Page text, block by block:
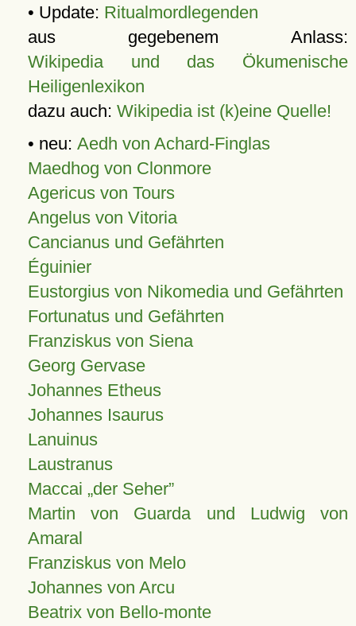
• Update: Ritualmordlegenden
aus gegebenem Anlass:
Wikipedia und das Ökumenische
Heiligenlexikon
dazu auch: Wikipedia ist (k)eine Quelle!
• neu: Aedh von Achard-Finglas
Maedhog von Clonmore
Agericus von Tours
Angelus von Vitoria
Cancianus und Gefährten
Éguinier
Eustorgius von Nikomedia und Gefährten
Fortunatus und Gefährten
Franziskus von Siena
Georg Gervase
Johannes Etheus
Johannes Isaurus
Lanuinus
Laustranus
Maccai „der Seher”
Martin von Guarda und Ludwig von
Amaral
Franziskus von Melo
Johannes von Arcu
Beatrix von Bello-monte